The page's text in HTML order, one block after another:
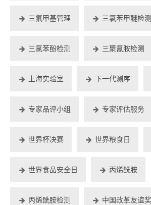
三氟甲基管理 三氯苯甲醚检测
三氯苯酚检测 三聚氰胺检测
上海实验室 下一代测序
专家品评小组 专家评估服务
世界杯决赛 世界粮食日
世界食品安全日 丙烯酰胺
丙烯酰胺检测 中国改革友谊